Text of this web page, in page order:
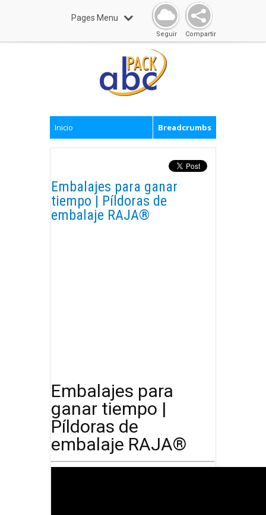
Pages Menu
Compartir
Seguir
Inicio Breadcrumbs
Embalajes para ganar
tiempo | Píldoras de
embalaje RAJA®
Embalajes para
ganar tiempo |
Píldoras de
embalaje RAJA®